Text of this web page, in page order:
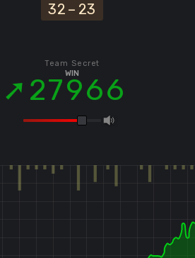
32 – 23
Team Secret
WIN
27966